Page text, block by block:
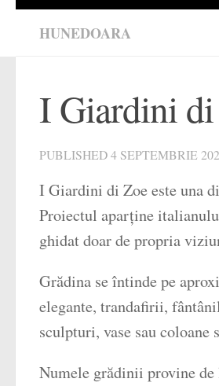
HUNEDOARA
I Giardini di
PUBLISHED4 SEPTEMBRIE
I Giardini di Zoe este una
Proiectul aparține
ghidat doar de propria
Grădina se întinde pe
elegante, trandafirii,
sculpturi, vase sau
Numele grădinii provine